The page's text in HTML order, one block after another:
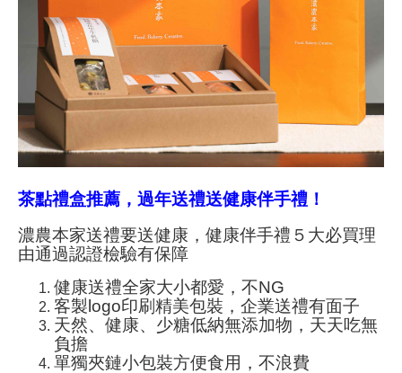
茶點禮盒推薦，過年送禮送健康伴手禮！
濃農本家送禮要送健康，健康伴手禮５ 大必買理
由通過認證檢驗有保障
健康送禮全家大小都愛，不NG
客製logo印刷精美包裝，企業送禮有面子
天然、健康、少糖低納無添加物，天天吃無
負擔
單獨夾鏈小包裝方便食用，不浪費